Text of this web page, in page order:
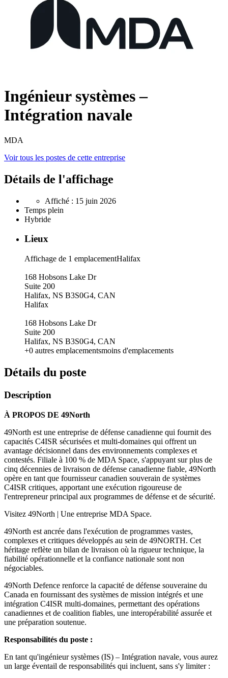
Ingénieur systèmes –
Intégration navale
MDA
Voir tous les postes de cette entreprise
Détails de l'affichage
Affiché : 15 juin 2026
Temps plein
Hybride
Lieux
Affichage de 1 emplacementHalifax
168 Hobsons Lake Dr
Suite 200
Halifax, NS B3S0G4, CAN
Halifax
168 Hobsons Lake Dr
Suite 200
Halifax, NS B3S0G4, CAN
+0 autres emplacementsmoins d'emplacements
Détails du poste
Description
À PROPOS DE 49North
49North est une entreprise de défense canadienne qui fournit des
capacités C4ISR sécurisées et multi-domaines qui offrent un
avantage décisionnel dans des environnements complexes et
contestés. Filiale à 100 % de MDA Space, s'appuyant sur plus de
cinq décennies de livraison de défense canadienne fiable, 49North
opère en tant que fournisseur canadien souverain de systèmes
C4ISR critiques, apportant une exécution rigoureuse de
l'entrepreneur principal aux programmes de défense et de sécurité.
Visitez 49North | Une entreprise MDA Space.
49North est ancrée dans l'exécution de programmes vastes,
complexes et critiques développés au sein de 49NORTH. Cet
héritage reflète un bilan de livraison où la rigueur technique, la
fiabilité opérationnelle et la confiance nationale sont non
négociables.
49North Defence renforce la capacité de défense souveraine du
Canada en fournissant des systèmes de mission intégrés et une
intégration C4ISR multi-domaines, permettant des opérations
canadiennes et de coalition fiables, une interopérabilité assurée et
une préparation soutenue.
Responsabilités du poste :
En tant qu'ingénieur systèmes (IS) – Intégration navale, vous aurez
un large éventail de responsabilités qui incluent, sans s'y limiter :